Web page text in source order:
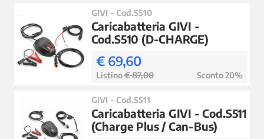
GIVI - Cod.S510
Caricabatteria GIVI -
Cod.S510 (D-CHARGE)
€ 69,60
Listino€ 87,00 Sconto 20%
GIVI - Cod.S511
Caricabatteria GIVI - Cod.S511
(Charge Plus / Can-Bus)